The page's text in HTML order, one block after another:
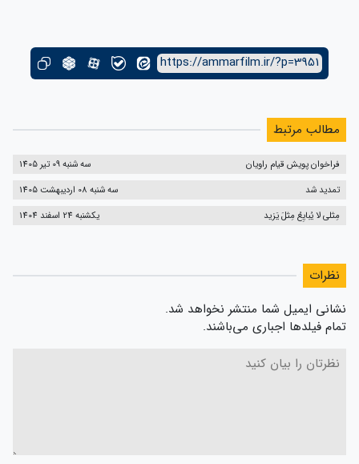
https://ammarfilm.ir/?p=3951
مطالب مرتبط
فراخوان پویش قیام راویان
سه شنبه 09 تیر 1405
تمدید شد
سه شنبه 08 اردیبهشت 1405
مِثلی لا یُبایِعُ مِثلَ یَزید
یکشنبه 24 اسفند 1404
نظرات
نشانی ایمیل شما منتشر نخواهد شد.
تمام فیلدها اجباری می‌باشند.